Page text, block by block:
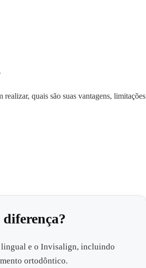
quais são suas vantagens, limitações
lingual e o Invisalign, incluindo
ortodôntico.